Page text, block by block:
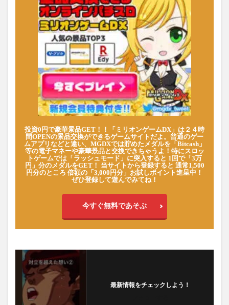
投資0円で豪華景品GET！！「ミリオンゲームDX」は２４時
間OPENの景品交換ができるゲームサイトだよ。普通のゲー
ムアプリなどと違い、MGDXでは貯めたメダルを「Bitcash」
等の電子マネーや豪華景品と交換できちゃうよ！特にスロッ
トゲームでは「ラッシュモード」に突入すると 1回で「3万
円」分のメダルをGET！ 当サイトから登録すると 通常1,500
円分のところ 倍額の「3,000円分」お試しポイント進呈中！
ぜひ登録して遊んでみてね！
今すぐ無料であそぶ
最新情報をチェックしよう！